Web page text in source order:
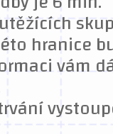
hranice
vám